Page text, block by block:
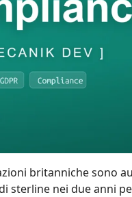
britanniche sono
sterline nei due anni